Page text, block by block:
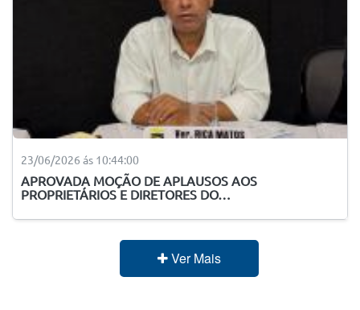
23/06/2026 ás 10:44:00
APROVADA MOÇÃO DE APLAUSOS AOS
PROPRIETÁRIOS E DIRETORES DO…
Ver Mais